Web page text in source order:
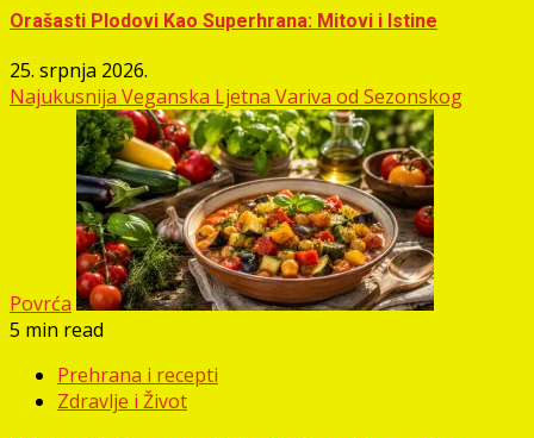
Orašasti Plodovi Kao Superhrana: Mitovi i Istine
25. srpnja 2026.
Najukusnija Veganska Ljetna Variva od Sezonskog
Povrća
5 min read
Prehrana i recepti
Zdravlje i Život